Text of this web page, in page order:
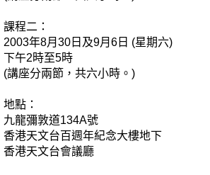
課程二：
2003年8月30日及9月6日 (星期六)
下午2時至5時
(講座分兩節，共六小時。)
地點：
九龍彌敦道134A號
香港天文台百週年紀念大樓地下
香港天文台會議廳